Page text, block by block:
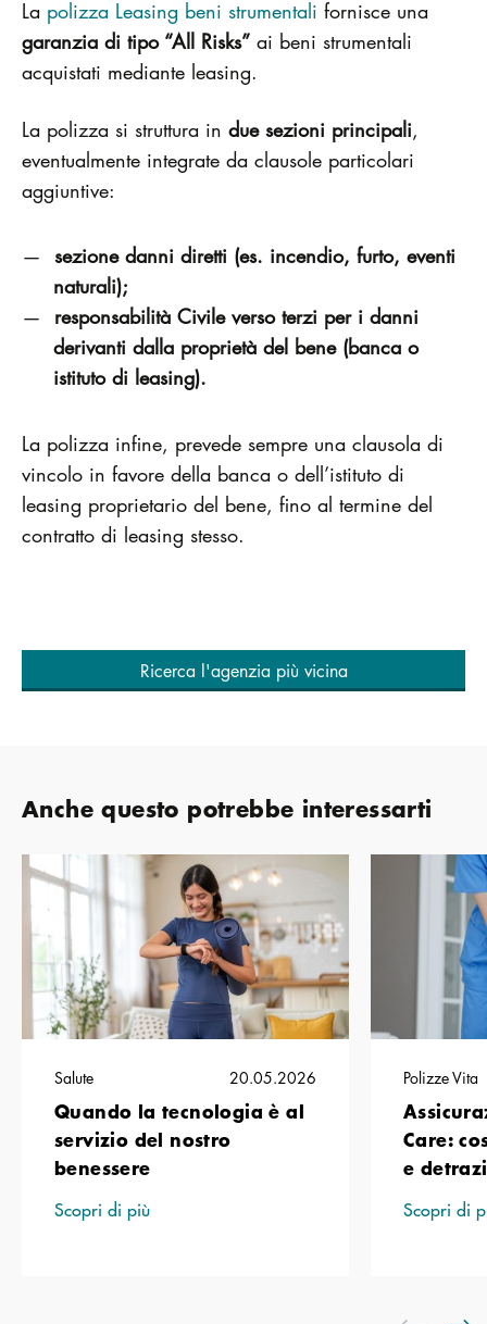
La polizza Leasing beni strumentali fornisce una
garanzia di tipo “All Risks” ai beni strumentali
acquistati mediante leasing.
La polizza si struttura in due sezioni principali,
eventualmente integrate da clausole particolari
aggiuntive:
sezione danni diretti (es. incendio, furto, eventi
naturali);
responsabilità Civile verso terzi per i danni
derivanti dalla proprietà del bene (banca o
istituto di leasing).
La polizza infine, prevede sempre una clausola di
vincolo in favore della banca o dell’istituto di
leasing proprietario del bene, fino al termine del
contratto di leasing stesso.
Ricerca l'agenzia più vicina
Anche questo potrebbe interessarti
Salute 20.05.2026
Quando la tecnologia è al
servizio del nostro
benessere
Scopri di più
Polizze Vita
Care:
e
Scopri di